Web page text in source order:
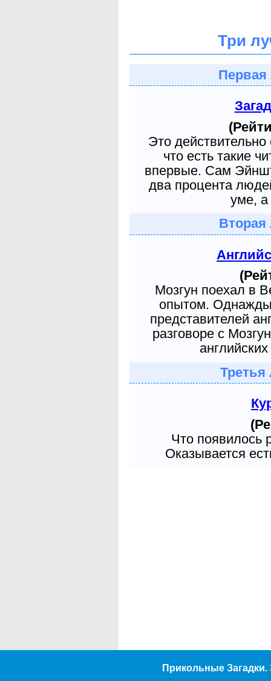
Три
Первая
Это
что есть такие
впервые. Сам
два процента
уме, а
Вторая
Мозгун поехал в
опытом. Однажды
представителей
разговоре с
Третья
Что появилось
Оказывается
Прикольные